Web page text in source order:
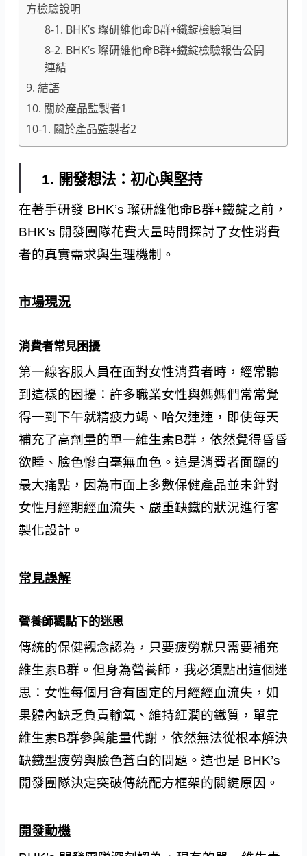
方檢驗說明
8-1. BHK’s 璨研維他命B群+鐵錠檢驗項目
8-2. BHK’s 璨研維他命B群+鐵錠檢驗報告公開
連結
9. 結語
10. 關於產品監製者1
10-1. 關於產品監製者2
1. 開發想法：初心與堅持
在著手研發 BHK’s 璨研維他命B群+鐵錠之前，
BHK’s 開發團隊花費大量時間探討了女性消費
者的真實需求與生理機制。
市場現況
消費者常見困擾
第一線客服人員在面對女性消費者時，經常聽
到這樣的困擾：許多職業女性與媽媽們常常覺
得一到下午就精疲力竭、哈欠連連，即使每天
補充了高劑量的單一維生素B群，依然覺得昏昏
欲睡、臉色慘白毫無血色。這是消費者面臨的
最大痛點，因為市面上多數保健產品並未針對
女性月經期經血流失、嚴重缺鐵的狀況進行客
製化設計。
常見誤解
營養師觀點下的迷思
傳統的保健觀念認為，只要疲勞就只需要補充
維生素B群。但身為營養師，我必須點出這個迷
思：女性每個月會有固定的月經經血流失，如
果體內缺乏負責輸氧、維持紅潤的鐵質，單靠
維生素B群參與能量代謝，依然無法從根本解決
缺鐵型疲勞與臉色蒼白的問題。這也是 BHK’s
開發團隊決定突破傳統配方框架的關鍵原因。
開發動機